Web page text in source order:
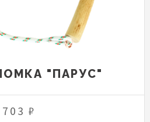
"ПАРУС"
703 ₽